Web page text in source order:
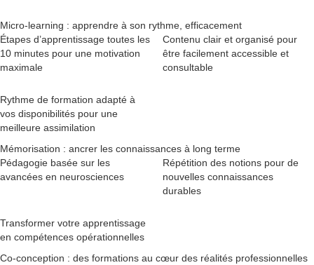
Micro-learning : apprendre à son rythme, efficacement
Étapes d’apprentissage toutes les
10 minutes pour une motivation
maximale
Contenu clair et organisé pour
être facilement accessible et
consultable
Rythme de formation adapté à
vos disponibilités pour une
meilleure assimilation
Mémorisation : ancrer les connaissances à long terme
Pédagogie basée sur les
avancées en neurosciences
Répétition des notions pour de
nouvelles connaissances
durables
Transformer votre apprentissage
en compétences opérationnelles
Co-conception : des formations au cœur des réalités professionnelles